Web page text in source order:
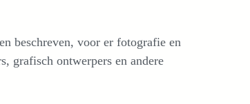
beschreven, voor er fotografie en
grafisch ontwerpers en andere